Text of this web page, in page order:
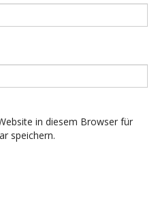
in diesem Browser für
speichern.